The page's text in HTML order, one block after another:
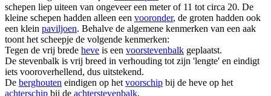
schepen liep uiteen van ongeveer een meter of 11 tot circa 20. De
kleine schepen hadden alleen een vooronder, de groten hadden ook
een klein paviljoen. Behalve de algemene kenmerken van een aak
toont het scheepje de volgende kenmerken:
Tegen de vrij brede heve is een voorstevenbalk geplaatst.
De stevenbalk is vrij breed in verhouding tot zijn 'lengte' en eindigt
iets vooroverhellend, dus uitstekend.
De berghouten eindigen op het voorschip bij de heve op het
achterschip bij de achterstevenbalk.